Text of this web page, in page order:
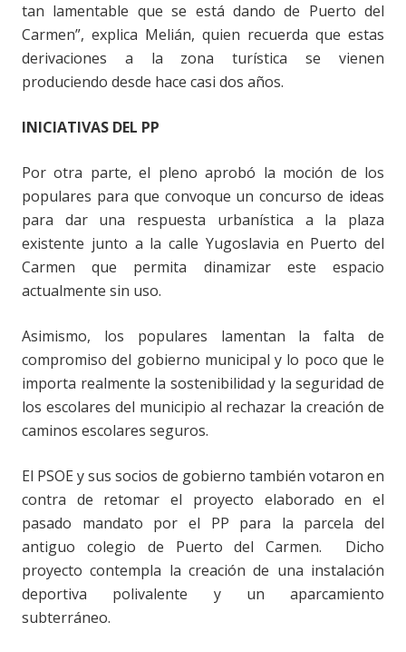
tan lamentable que se está dando de Puerto del
Carmen”, explica Melián, quien recuerda que estas
derivaciones a la zona turística se vienen
produciendo desde hace casi dos años.
INICIATIVAS DEL PP
Por otra parte, el pleno aprobó la moción de los
populares para que convoque un concurso de ideas
para dar una respuesta urbanística a la plaza
existente junto a la calle Yugoslavia en Puerto del
Carmen que permita dinamizar este espacio
actualmente sin uso.
Asimismo, los populares lamentan la falta de
compromiso del gobierno municipal y lo poco que le
importa realmente la sostenibilidad y la seguridad de
los escolares del municipio al rechazar la creación de
caminos escolares seguros.
El PSOE y sus socios de gobierno también votaron en
contra de retomar el proyecto elaborado en el
pasado mandato por el PP para la parcela del
antiguo colegio de Puerto del Carmen. Dicho
proyecto contempla la creación de una instalación
deportiva polivalente y un aparcamiento
subterráneo.